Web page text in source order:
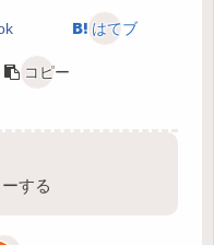
はてブ
コピー
する